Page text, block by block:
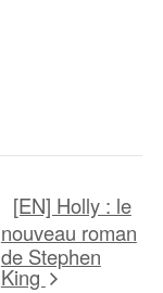
[EN] Holly : le
nouveau roman
de Stephen
King